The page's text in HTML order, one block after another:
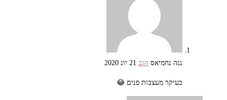
נגה נחמיאס הגב 21 יונ 2020
בעיקר מעצבות פנים 😂